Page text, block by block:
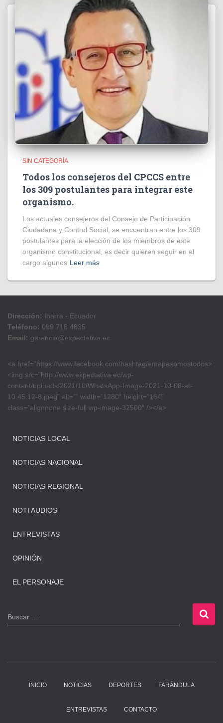
SIN CATEGORÍA
Todos los consejeros del CPCCS entre
los 309 postulantes para integrar este
organismo.
Los actuales consejeros del Consejo de Participación
Ciudadana y Control Social, se encuentran entre los 309
postulantes para la elección de los miembros de este
organismo constitucional, es decir quieren seguir en el
cargo algunos Leer más
Dirección: Ibarra - Ecuador
Teléfono: 099 718 4835
Email: gerencia@expectativa.ec
<a href=”https://www.facebook.com/hashtag/emapasomostodos>
<img src=”http://www.expectativa.ec/wp-
content/uploads/2021/10/WhatsApp-Image-2021-10-08-at-
10.45.12-8.jpeg” alt=”” width=”1280″ height=”164″
class=”alignnone size-full wp-image-32500″ /></a>
NOTICIAS LOCAL
NOTICIAS NACIONAL
NOTICIAS REGIONAL
NOTI AUDIOS
ENTREVISTAS
OPINIÓN
EL PERSONAJE
B
u
Buscar …
INICIO NOTICIAS DEPORTES FARÁNDULA
ENTREVISTAS CONTACTO